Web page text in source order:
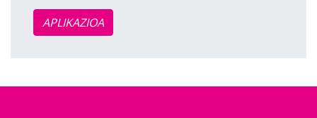
APLIKAZIOA